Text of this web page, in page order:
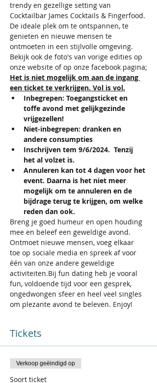
trendy en gezellige setting van
Cocktailbar James Cocktails & Fingerfood.
De ideale plek om te ontspannen, te
genieten en nieuwe mensen te
ontmoeten in een stijlvolle omgeving.
Bekijk ook de foto's van vorige edities op
onze website of op onze facebook pagina;
Het is niet mogelijk om aan de ingang
een ticket te verkrijgen. Vol is vol.
Inbegrepen: Toegangsticket en
toffe avond met gelijkgezinde
vrijgezellen!
Niet-inbegrepen: dranken en
andere consumpties
Inschrijven tem 9/6/2024.  Tenzij
het al volzet is.
Annuleren kan tot 4 dagen voor het
event. Daarna is het niet meer
mogelijk om te annuleren en de
bijdrage terug te krijgen, om welke
reden dan ook.
Breng je goed humeur en open houding
mee en beleef een geweldige avond.
Ontmoet nieuwe mensen, voeg elkaar
toe op sociale media en spreek af voor
één van onze andere geweldige
activiteiten.Bij fun dating heb je vooral
fun, voldoende tijd voor een gesprek,
ongedwongen sfeer en heel veel singles
om plezante avond te beleven. Enjoy!
Tickets
Verkoop geëindigd op
Soort ticket